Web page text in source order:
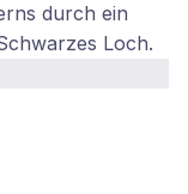
durch ein
Loch.